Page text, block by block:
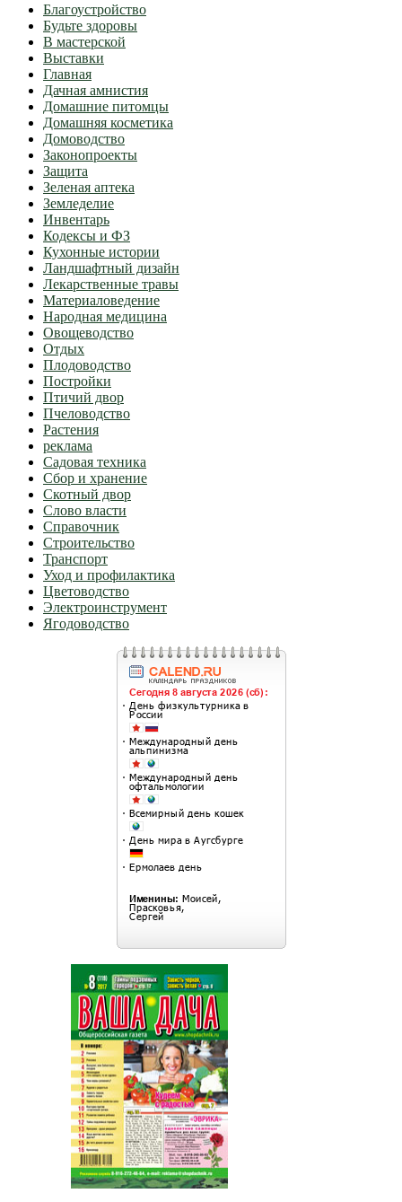
Благоустройство
Будьте здоровы
В мастерской
Выставки
Главная
Дачная амнистия
Домашние питомцы
Домашняя косметика
Домоводство
Законопроекты
Защита
Зеленая аптека
Земледелие
Инвентарь
Кодексы и ФЗ
Кухонные истории
Ландшафтный дизайн
Лекарственные травы
Материаловедение
Народная медицина
Овощеводство
Отдых
Плодоводство
Постройки
Птичий двор
Пчеловодство
Растения
реклама
Садовая техника
Сбор и хранение
Скотный двор
Слово власти
Справочник
Строительство
Транспорт
Уход и профилактика
Цветоводство
Электроинструмент
Ягодоводство